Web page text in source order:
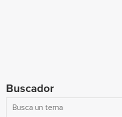
Buscador